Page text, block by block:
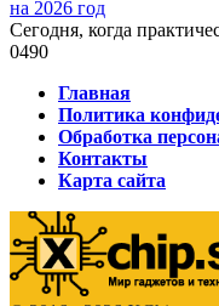
на 2026 год
Сегодня, когда
0490
Главная
Политика
Обработка
Контакты
Карта сайта